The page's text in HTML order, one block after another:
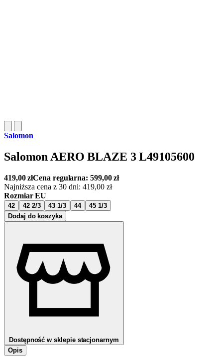
Salomon
Salomon AERO BLAZE 3 L49105600
419,00złCena regularna:599,00zł
Najniższa cena z 30 dni: 419,00 zł
Rozmiar EU
42 42 2/3 43 1/3 44
45 1/3
Dodaj do koszyka
Dostępność w sklepie stacjonarnym
Opis